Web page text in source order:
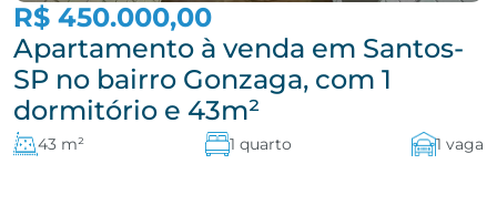
R$ 450.000,00
Apartamento à venda em Santos-
SP no bairro Gonzaga, com 1
dormitório e 43m²
43 m² 1 quarto 1 vaga